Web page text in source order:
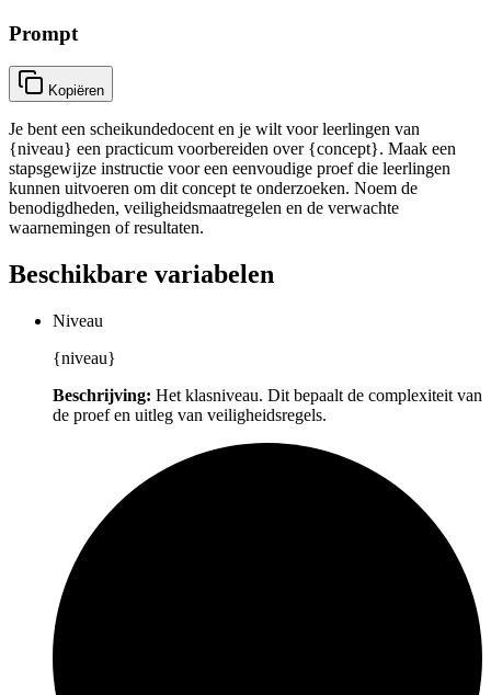
Prompt
Kopiëren
Je bent een scheikundedocent en je wilt voor leerlingen van
{niveau} een practicum voorbereiden over {concept}. Maak een
stapsgewijze instructie voor een eenvoudige proef die leerlingen
kunnen uitvoeren om dit concept te onderzoeken. Noem de
benodigdheden, veiligheidsmaatregelen en de verwachte
waarnemingen of resultaten.
Beschikbare variabelen
Niveau
{niveau}
Beschrijving: Het klasniveau. Dit bepaalt de complexiteit van
de proef en uitleg van veiligheidsregels.